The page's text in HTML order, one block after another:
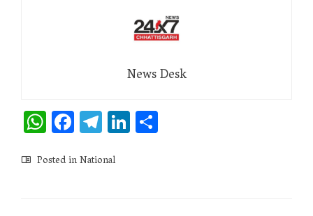
News Desk
WhatsApp
Facebook
Telegram
LinkedIn
Posted inNational